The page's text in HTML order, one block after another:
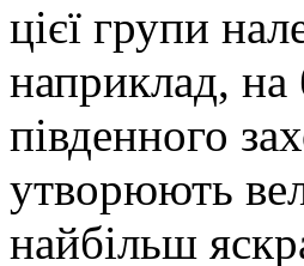
цієї групи
наприклад, на
південного
утворюють
найбільш